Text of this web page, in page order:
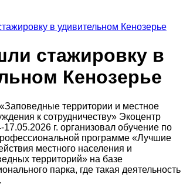
в удивительном Кенозерье
стажировку в
Кенозерье
территории и местное
к сотрудничеству» Экоцентр
17.05.2026 г. организовал обучение по
программе «Лучшие
местного населения и
территорий» на базе
парка, где такая деятельность